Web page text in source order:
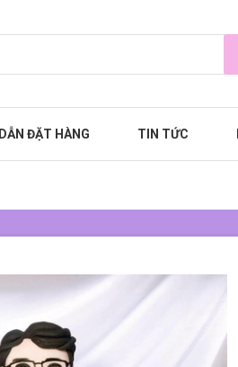
ĐẶT HÀNG TIN TỨC